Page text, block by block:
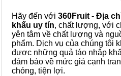
Hãy đến với 360Fruit - Địa
khẩu uy tín, chất lượng, với
yên tâm về chất lượng và
phẩm. Dịch vụ của chúng tôi
được những quả táo nhập
đảm bảo về mức giá cạnh
chóng, tiện lợi.